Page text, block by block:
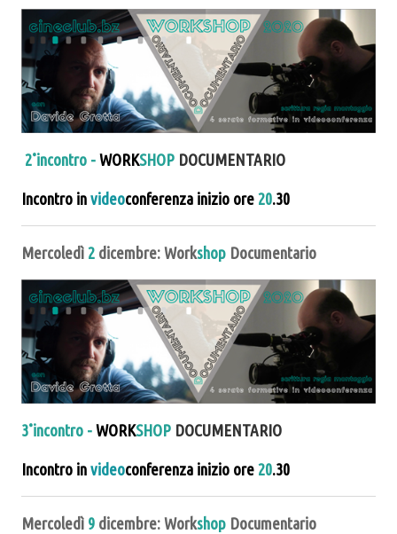
2˚incontro -WORKSHOP DOCUMENTARIO
Incontro invideoconferenza inizio ore20.30
Mercoledì2 dicembre: Workshop Documentario
3˚incontro -WORKSHOP DOCUMENTARIO
Incontro invideoconferenza inizio ore20.30
Mercoledì 9 dicembre: Workshop Documentario